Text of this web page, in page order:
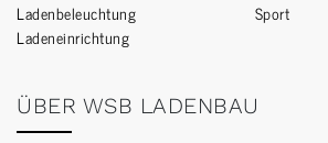
Ladenbeleuchtung
Ladeneinrichtung
Sport
ÜBER WSB LADENBAU